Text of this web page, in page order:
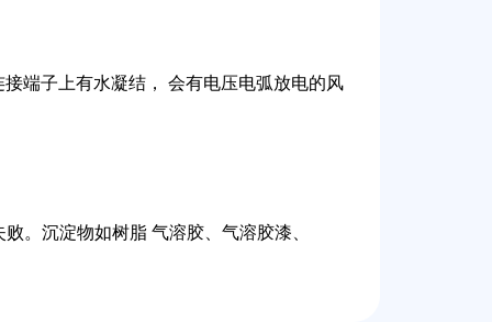
端子上有水凝结， 会有电压电弧放电的风
。沉淀物如树脂 气溶胶、气溶胶漆、